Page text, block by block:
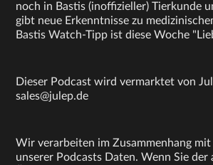
noch in Bastis (inoffizieller) Tierkunde
gibt neue Erkenntnisse zu
Bastis Watch-Tipp ist diese Woche
Dieser Podcast wird vermarktet von
sales@julep.de
Wir verarbeiten im Zusammenhang
unserer Podcasts Daten. Wenn Sie der